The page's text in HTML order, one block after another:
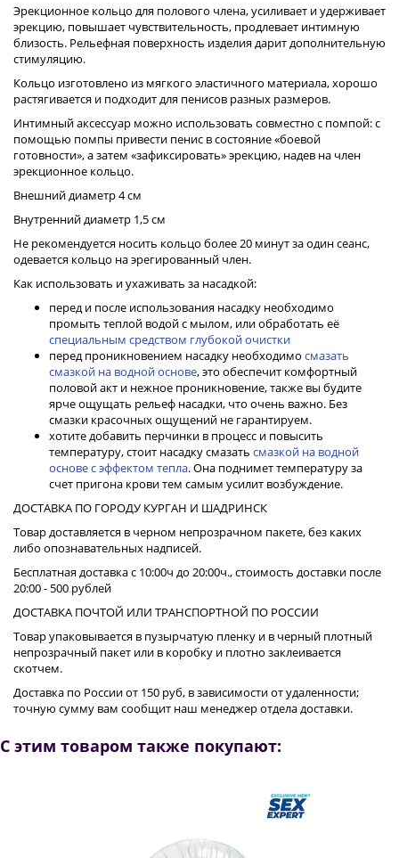
Эрекционное кольцо для полового члена, усиливает и удерживает
эрекцию, повышает чувствительность, продлевает интимную
близость. Рельефная поверхность изделия дарит дополнительную
стимуляцию.
Кольцо изготовлено из мягкого эластичного материала, хорошо
растягивается и подходит для пенисов разных размеров.
Интимный аксессуар можно использовать совместно с помпой: с
помощью помпы привести пенис в состояние «боевой
готовности», а затем «зафиксировать» эрекцию, надев на член
эрекционное кольцо.
Внешний диаметр 4 см
Внутренний диаметр 1,5 см
Не рекомендуется носить кольцо более 20 минут за один сеанс,
одевается кольцо на эрегированный член.
Как использовать и ухаживать за насадкой:
перед и после использования насадку необходимо
промыть теплой водой с мылом, или обработать её
специальным средством глубокой очистки
перед проникновением насадку необходимо смазать
смазкой на водной основе, это обеспечит комфортный
половой акт и нежное проникновение, также вы будите
ярче ощущать рельеф насадки, что очень важно. Без
смазки красочных ощущений не гарантируем.
хотите добавить перчинки в процесс и повысить
температуру, стоит насадку смазать смазкой на водной
основе с эффектом тепла. Она поднимет температуру за
счет пригона крови тем самым усилит возбуждение.
ДОСТАВКА ПО ГОРОДУ КУРГАН И ШАДРИНСК
Товар доставляется в черном непрозрачном пакете, без каких
либо опознавательных надписей.
Бесплатная доставка с 10:00ч до 20:00ч., стоимость доставки после
20:00 - 500 рублей
ДОСТАВКА ПОЧТОЙ ИЛИ ТРАНСПОРТНОЙ ПО РОССИИ
Товар упаковывается в пузырчатую пленку и в черный плотный
непрозрачный пакет или в коробку и плотно заклеивается
скотчем.
Доставка по России от 150 руб, в зависимости от удаленности;
точную сумму вам сообщит наш менеджер отдела доставки.
С этим товаром также покупают: